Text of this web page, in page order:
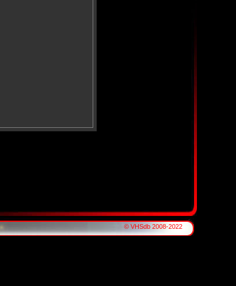
© VHSdb 2008-2022